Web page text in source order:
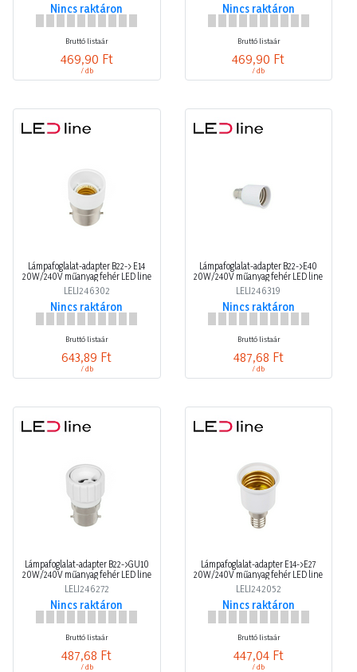
Nincs raktáron
Bruttó listaár
469,90 Ft
/ db
Nincs raktáron
Bruttó listaár
469,90 Ft
/ db
Lámpafoglalat-adapter B22-> E14
20W/240V műanyag fehér LED line
LELI246302
Nincs raktáron
Bruttó listaár
643,89 Ft
/ db
Lámpafoglalat-adapter B22->E40
20W/240V műanyag fehér LED line
LELI246319
Nincs raktáron
Bruttó listaár
487,68 Ft
/ db
Lámpafoglalat-adapter B22->GU10
20W/240V műanyag fehér LED line
LELI246272
Nincs raktáron
Bruttó listaár
487,68 Ft
/ db
Lámpafoglalat-adapter E14->E27
20W/240V műanyag fehér LED line
LELI242052
Nincs raktáron
Bruttó listaár
447,04 Ft
/ db